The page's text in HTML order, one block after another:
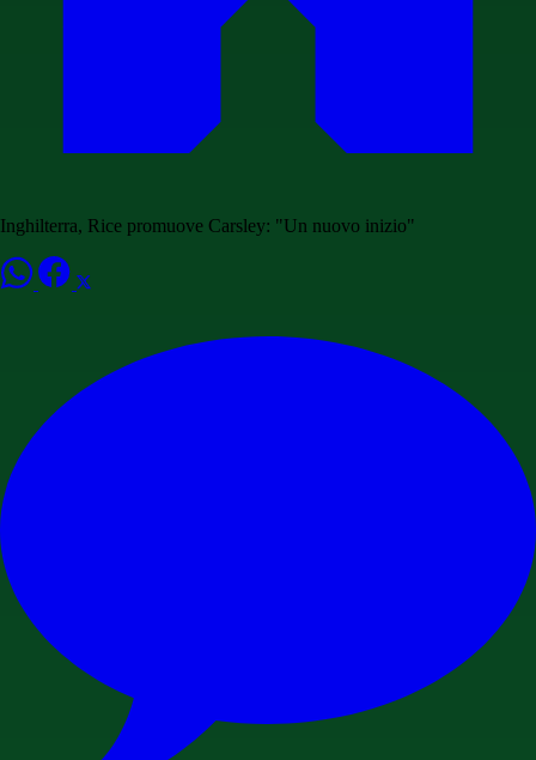
Inghilterra, Rice promuove Carsley: "Un nuovo inizio"